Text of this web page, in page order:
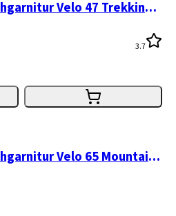
SKS Steckschutzblechgarnitur Velo 47 Trekking 28" schwarz
3.7
SKS Steckschutzblechgarnitur Velo 65 Mountain 2